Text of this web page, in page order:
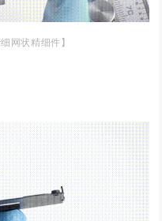
网状精细件】